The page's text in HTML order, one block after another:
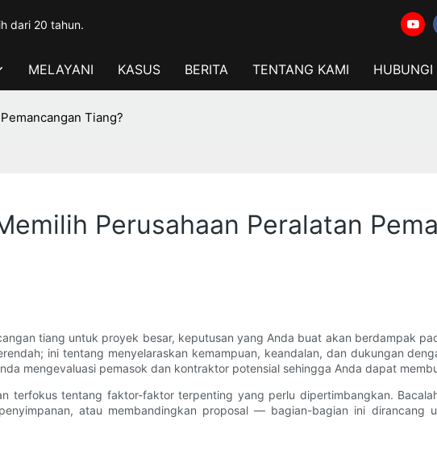
dari 20 tahun.
MELAYANI KASUS BERITA TENTANG KAMI HUBUNGI
Tiang?
Perusahaan Peralatan
tiang untuk proyek besar, keputusan yang Anda buat akan berdampak
ini tentang menyelaraskan kemampuan, keandalan, dan dukungan
mengevaluasi pemasok dan kontraktor potensial sehingga Anda dapat
terfokus tentang faktor-faktor terpenting yang perlu dipertimbangkan.
atau membandingkan proposal — bagian-bagian ini dirancang